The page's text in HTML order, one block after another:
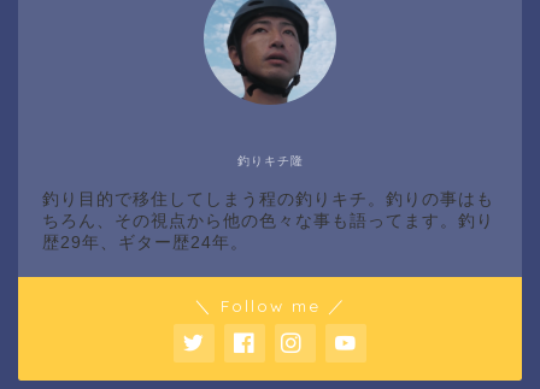
釣りキチ隆
釣り目的で移住してしまう程の釣りキチ。釣りの事はも
ちろん、その視点から他の色々な事も語ってます。釣り
歴29年、ギター歴24年。
＼ Follow me ／